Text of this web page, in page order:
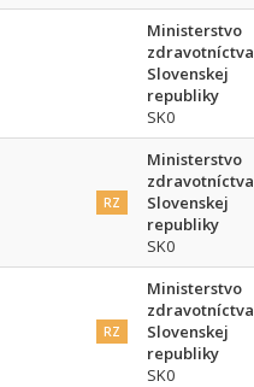
Ministerstvo
zdravotníctva
Slovenskej
republiky
SK0
RZ
Ministerstvo
zdravotníctva
Slovenskej
republiky
SK0
RZ
Ministerstvo
zdravotníctva
Slovenskej
republiky
SK0